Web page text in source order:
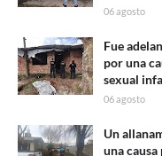
06 agosto
Fue
por una
sexual
06 agosto
Un
una